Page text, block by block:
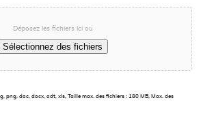
Déposez les fichiers ici ou
Sélectionnez des fichiers
png, doc, docx, odt, xls, Taille max. des fichiers : 180 MB, Max. des